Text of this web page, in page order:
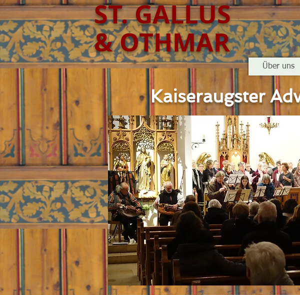
​ST. GALLUS
& OTHMAR
Über uns
Kaiseraugster